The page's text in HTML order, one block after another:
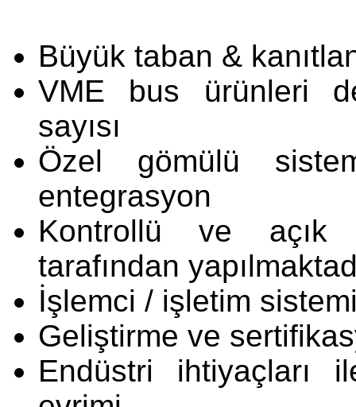
Büyük taban &
VME bus ürünleri
sayısı
Özel gömülü
entegrasyon
Kontrollü ve açık
tarafından
İşlemci / işletim
Geliştirme ve
Endüstri ihtiyaçları